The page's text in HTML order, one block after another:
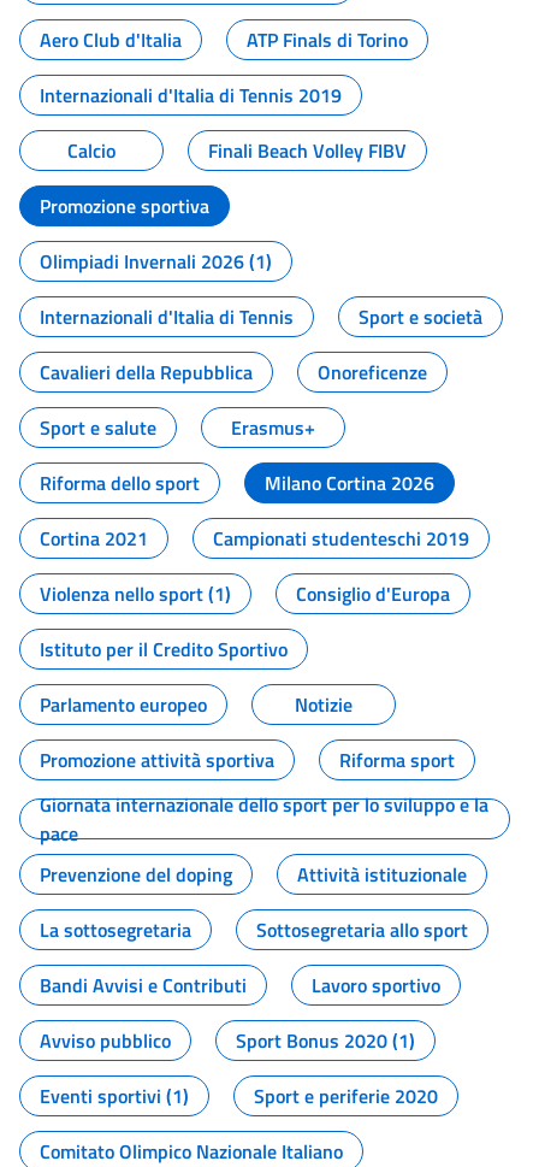
Aero Club d'Italia
ATP Finals di Torino
Internazionali d'Italia di Tennis 2019
Calcio
Finali Beach Volley FIBV
Promozione sportiva
Olimpiadi Invernali 2026 (1)
Internazionali d'Italia di Tennis
Sport e società
Cavalieri della Repubblica
Onoreficenze
Sport e salute
Erasmus+
Riforma dello sport
Milano Cortina 2026
Cortina 2021
Campionati studenteschi 2019
Violenza nello sport (1)
Consiglio d'Europa
Istituto per il Credito Sportivo
Parlamento europeo
Notizie
Promozione attività sportiva
Riforma sport
Giornata internazionale dello sport per lo sviluppo e la
pace
Prevenzione del doping
Attività istituzionale
La sottosegretaria
Sottosegretaria allo sport
Bandi Avvisi e Contributi
Lavoro sportivo
Avviso pubblico
Sport Bonus 2020 (1)
Eventi sportivi (1)
Sport e periferie 2020
Comitato Olimpico Nazionale Italiano